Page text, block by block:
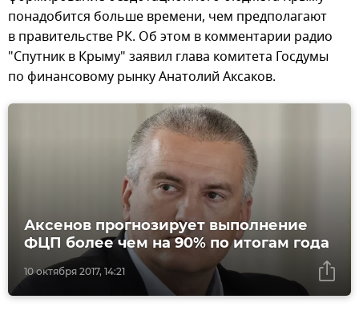
понадобится больше времени, чем предполагают
в правительстве РК. Об этом в комментарии радио
"Спутник в Крыму" заявил глава комитета Госдумы
по финансовому рынку Анатолий Аксаков.
10 октября 2017, 14:21
Аксенов прогнозирует выполнение
ФЦП более чем на 90% по итогам года